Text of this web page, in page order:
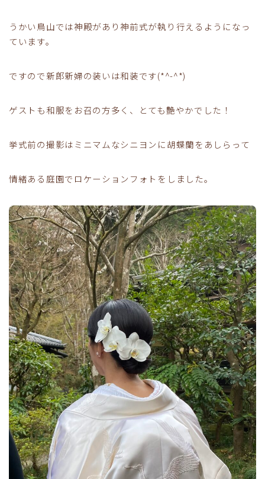
うかい鳥山では神殿があり神前式が執り行えるようになっ
ています。
ですので新郎新婦の装いは和装です(*^-^*)
ゲストも和服をお召の方多く、とても艶やかでした！
挙式前の撮影はミニマムなシニヨンに胡蝶蘭をあしらって
情緒ある庭園でロケーションフォトをしました。